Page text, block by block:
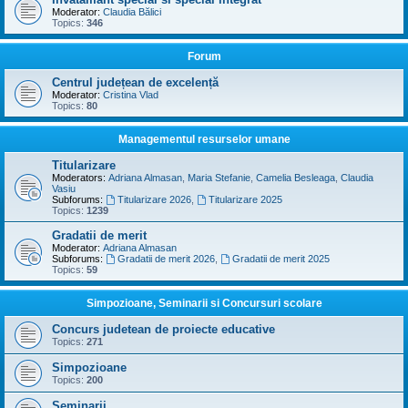
Moderator: Claudia Bălici
Topics: 346
Forum
Centrul județean de excelență
Moderator: Cristina Vlad
Topics: 80
Managementul resurselor umane
Titularizare
Moderators: Adriana Almasan Maria Stefanie Camelia Besleaga Claudia
Vasiu
Subforums:
Titularizare 2026,
Titularizare 2025
Topics: 1239
Gradatii de merit
Moderator: Adriana Almasan
Subforums:
Gradatii de merit 2026,
Gradatii de merit 2025
Topics: 59
Simpozioane, Seminarii si Concursuri scolare
Concurs judetean de proiecte educative
Topics: 271
Simpozioane
Topics: 200